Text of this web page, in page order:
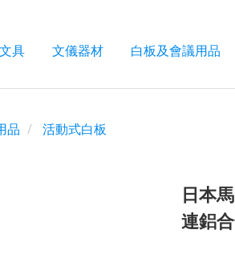
文具 文儀器材 白板及會議用品
品 活動式白板
日本
連鋁